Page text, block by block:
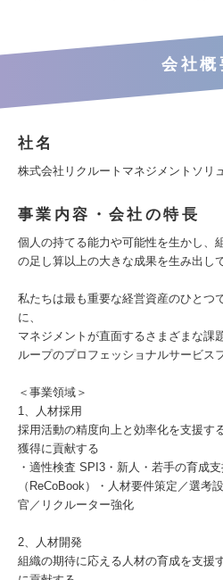
会社概
社名
株式会社リクルートマネジメントソリ
事業内容・会社の特長
個人の持てる能力や可能性を生かし、
の足し算以上の大きな成果を生み出し
私たちは最も重要な経営資産のひとつ
に、
マネジメントが直面するさまざまな課
ループのプロフェッショナルサービス
＜事業領域＞
1、人材採用
採用活動の精度向上と効率化を支援す
獲得に貢献する
・適性検査 SPI3・新人・若手の育成
（ReCoBook）・人材要件策定／選考
官／リクルーター強化
2、人材開発
組織の期待に応える人材の育成を支援